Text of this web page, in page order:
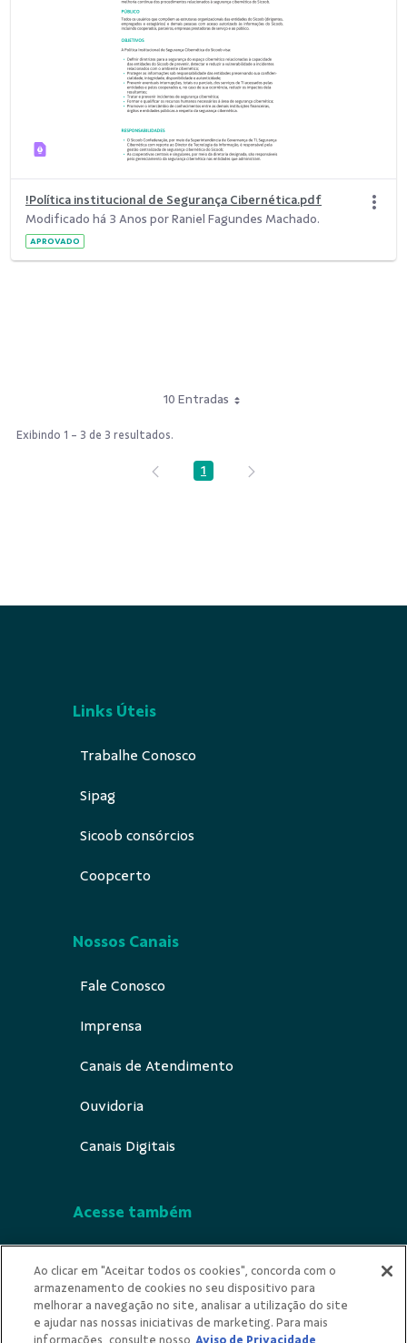
!Política institucional de Segurança Cibernética.pdf
Modificado há 3 Anos por Raniel Fagundes Machado.
APROVADO
10 Entradas
Exibindo 1 - 3 de 3 resultados.
Página
1
Links Úteis
Trabalhe Conosco
Sipag
Sicoob consórcios
Coopcerto
Nossos Canais
Fale Conosco
Imprensa
Canais de Atendimento
Ouvidoria
Canais Digitais
Acesse também
Indícios de Ilicitude
Privacidade
Ao clicar em "Aceitar todos os cookies", concorda com o
armazenamento de cookies no seu dispositivo para
melhorar a navegação no site, analisar a utilização do site
e ajudar nas nossas iniciativas de marketing. Para mais
informações, consulte nosso Aviso de Privacidade